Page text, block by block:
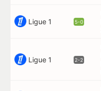
Ligue 1 5-0
Ligue 1 2-2